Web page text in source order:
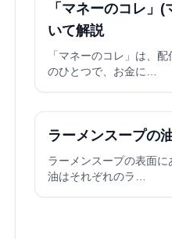
「マネーのコレ」
いて解説
「マネーのコレ」は、
のひとつで、お金に…
ラーメンスープの
ラーメンスープの表面
油はそれぞれのラ…